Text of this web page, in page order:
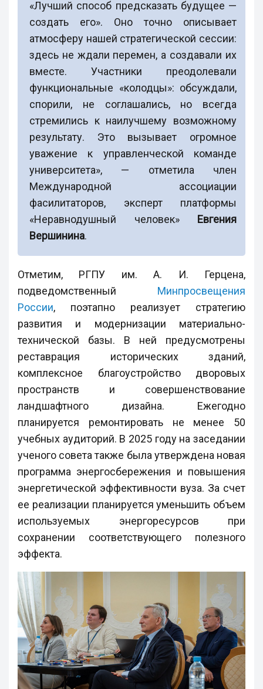
«Лучший способ предсказать будущее —
создать его». Оно точно описывает
атмосферу нашей стратегической сессии:
здесь не ждали перемен, а создавали их
вместе. Участники преодолевали
функциональные «колодцы»: обсуждали,
спорили, не соглашались, но всегда
стремились к наилучшему возможному
результату. Это вызывает огромное
уважение к управленческой команде
университета», — отметила член
Международной ассоциации
фасилитаторов, эксперт платформы
«Неравнодушный человек» Евгения
Вершинина.
Отметим, РГПУ им. А. И. Герцена,
подведомственный Минпросвещения
России, поэтапно реализует стратегию
развития и модернизации материально-
технической базы. В ней предусмотрены
реставрация исторических зданий,
комплексное благоустройство дворовых
пространств и совершенствование
ландшафтного дизайна. Ежегодно
планируется ремонтировать не менее 50
учебных аудиторий. В 2025 году на заседании
ученого совета также была утверждена новая
программа энергосбережения и повышения
энергетической эффективности вуза. За счет
ее реализации планируется уменьшить объем
используемых энергоресурсов при
сохранении соответствующего полезного
эффекта.